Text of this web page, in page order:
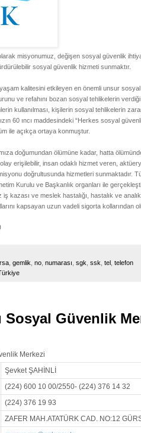
misyonumuz, değişen sosyal güvenlik
sosyal güvenlik hizmeti sunmaktır.
kalitesini etkileyen en önemli unsur
ve refahını bozan sosyal tehlikelerin
kullanılması, kişilerin sosyal tehlikelerin
60 ıncı maddesindeki “Herkes sosyal
ile açıkça ortaya konmuştur.
doğumundan ölümüne kadar, hatta
erişilebilir, insan odaklı hizmet veren,
doğrultusunda hizmetleri sunmaktadır.
Kurulu ve Başkanlık organları ile
kazası ve meslek hastalığı, hastalık ve
kapsayan uzun vadeli sigorta kollarından
gemlik no numarası sgk ssk tel telefon
Sosyal Güvenlik
Merkezi
Şevket ŞAHİNLİ
(224) 600 10 00/2550- (224) 376 14 32
(224) 376 19 93
ZAFER MAH.ATATÜRK CAD. NO:12